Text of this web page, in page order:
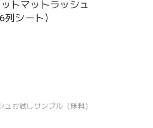
トマットラッシュ
シート）
ュお試しサンプル（無料）